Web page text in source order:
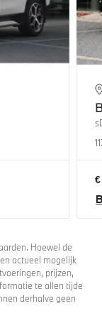
Hoewel de
actueel mogelijk
prijzen,
te allen tijde
derhalve geen